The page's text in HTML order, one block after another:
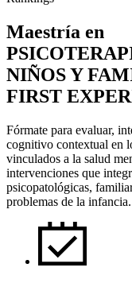
Maestría en
NIÑOS Y
FIRST
Fórmate para evaluar,
cognitivo contextual en
vinculados a la salud
intervenciones que
psicopatológicas,
problemas de la infancia.